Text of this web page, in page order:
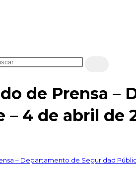
de Prensa –
– 4 de abril de
– Departamento de Seguridad